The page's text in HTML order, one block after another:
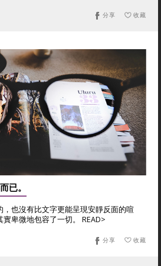
收藏
分享
已。
也沒有比文字更能呈現安靜反面的喧
卑微地包容了一切。 READ>
收藏
分享